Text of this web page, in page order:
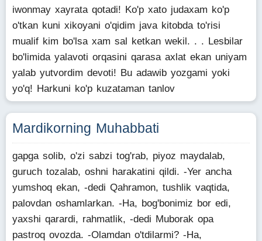
iwonmay xayrata qotadi! Ko'p xato judaxam ko'p
o'tkan kuni xikoyani o'qidim java kitobda to'risi
mualif kim bo'lsa xam sal ketkan wekil. . . Lesbilar
bo'limida yalavoti orqasini qarasa axlat ekan uniyam
yalab yutvordim devoti! Bu adawib yozgami yoki
yo'q! Harkuni ko'p kuzataman tanlov
Mardikorning Muhabbati
gapga solib, o'zi sabzi tog'rab, piyoz maydalab,
guruch tozalab, oshni harakatini qildi. -Yer ancha
yumshoq ekan, -dedi Qahramon, tushlik vaqtida,
palovdan oshamlarkan. -Ha, bog'bonimiz bor edi,
yaxshi qarardi, rahmatlik, -dedi Muborak opa
pastroq ovozda. -Olamdan o'tdilarmi? -Ha,